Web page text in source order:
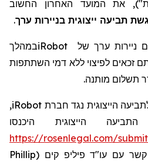
את המועד האחרון החשוב
תביעה ייצוגית בניירות ערך.
ניירות ערך של iRobotבמהלך
זכאים לפיצוי ללא דמי השתתפות
תשלום מותנה.
הייצוגית נגד חברת iRobot
,
הייצוגית היכנסו
https://rosenlegal.com/
עם עו"ד פיליפ קים (Phillip